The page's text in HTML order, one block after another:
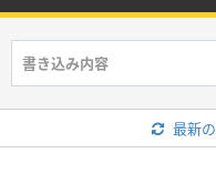
ゴルドロス募集板
スーパーキラーマシン募集板
ファラオ・ヘッド募集板
最新